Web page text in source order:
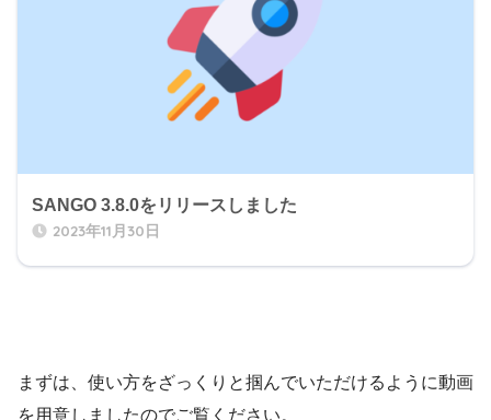
SANGO 3.8.0をリリースしました
2023年11月30日
まずは、使い方をざっくりと掴んでいただけるように動画
を用意しましたのでご覧ください。